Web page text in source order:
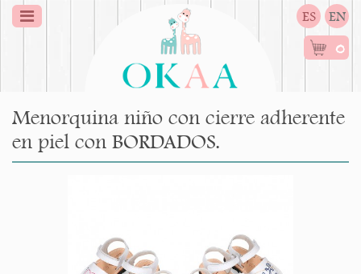
ES EN
0
Menorquina niño con cierre adherente
en piel con BORDADOS.